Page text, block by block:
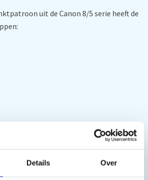
Details Over
uit de Canon 8/5 serie heeft de